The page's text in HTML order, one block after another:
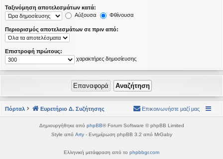
Ταξινόμηση αποτελεσμάτων κατά:
Αύξουσα
Φθίνουσα
Περιορισμός αποτελεσμάτων σε πριν από:
Επιστροφή πρώτους:
χαρακτήρες δημοσίευσης
Πόρταλ Ευρετήριο Δ. Συζήτησης Επικοινωνήστε μαζί μας
Δημιουργήθηκε από phpBB® Forum Software © phpBB Limited
Style από Arty- Ενημέρωση phpBB 3.2 από MrGaby
Ελληνική μετάφραση από το phpbbgr.com